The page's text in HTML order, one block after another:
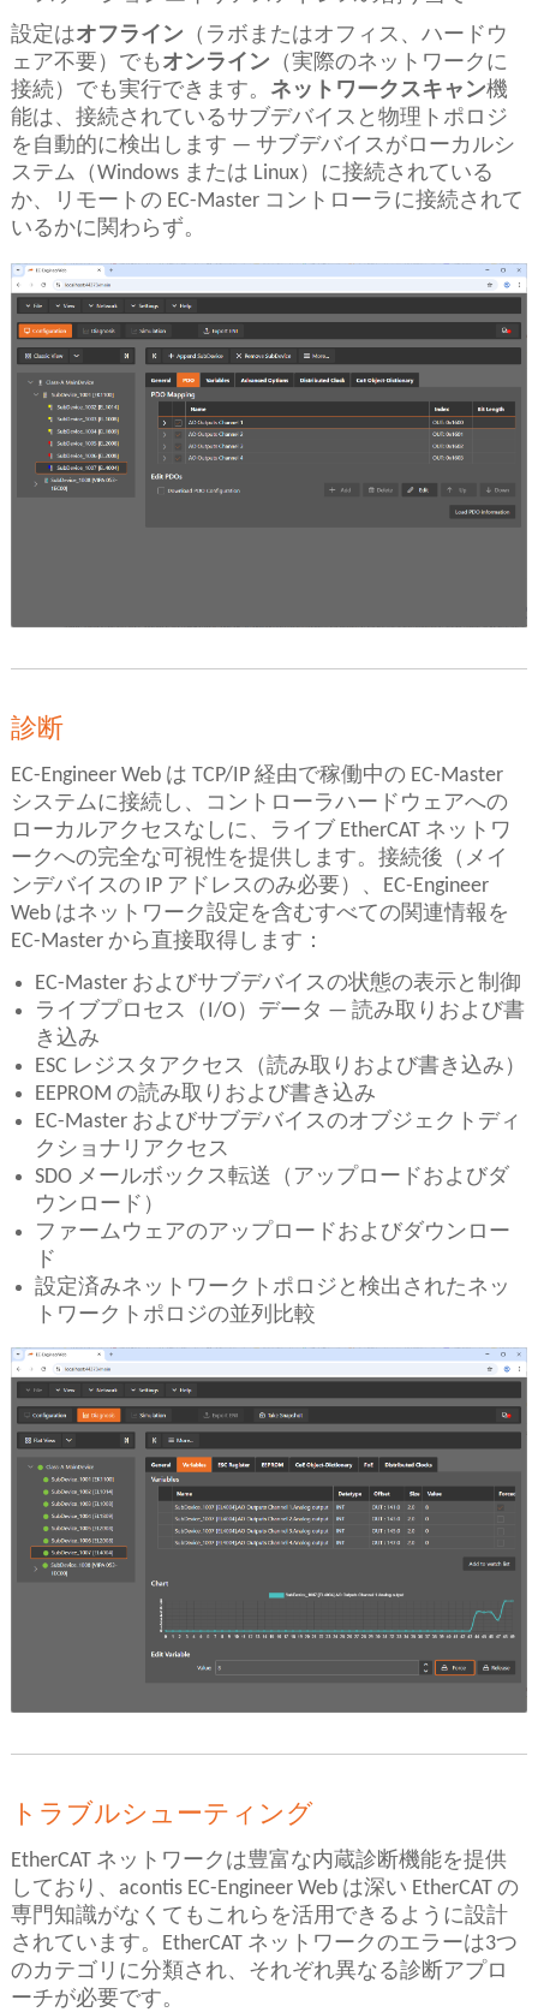
設定はオフライン （ラボまたはオフィス、ハードウ
ェア不要）でも オンライン （実際のネットワークに
接続）でも実行できます。 ネットワークスキャン機
能は、接続されているサブデバイスと物理トポロジ
を自動的に検出します — サブデバイスがローカルシ
ステム（Windows または Linux）に接続されている
か、リモートの EC-Master コントローラに接続されて
いるかに関わらず。
診断
EC-Engineer Web は TCP/IP 経由で稼働中の EC-Master
システムに接続し、コントローラハードウェアへの
ローカルアクセスなしに、ライブ EtherCAT ネットワ
ークへの完全な可視性を提供します。接続後（メイ
ンデバイスの IP アドレスのみ必要）、EC-Engineer
Web はネットワーク設定を含むすべての関連情報を
EC-Master から直接取得します：
EC-Master およびサブデバイスの状態の表示と制御
ライブプロセス（I/O）データ — 読み取りおよび書
き込み
ESC レジスタアクセス（読み取りおよび書き込み）
EEPROM の読み取りおよび書き込み
EC-Master およびサブデバイスのオブジェクトディ
クショナリアクセス
SDO メールボックス転送（アップロードおよびダ
ウンロード）
ファームウェアのアップロードおよびダウンロー
ド
設定済みネットワークトポロジと検出されたネッ
トワークトポロジの並列比較
トラブルシューティング
EtherCAT ネットワークは豊富な内蔵診断機能を提供
しており、acontis EC-Engineer Web は深い EtherCAT の
専門知識がなくてもこれらを活用できるように設計
されています。EtherCAT ネットワークのエラーは3つ
のカテゴリに分類され、それぞれ異なる診断アプロ
ーチが必要です。